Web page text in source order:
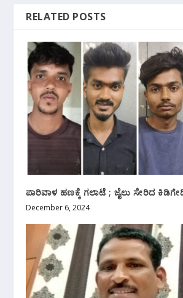
RELATED POSTS
ಪಾರಿವಾಳ ಹಣಕ್ಕೆ ಗಲಾಟೆ ; ಜೈಲು ಸೇರಿದ
December 6, 2024